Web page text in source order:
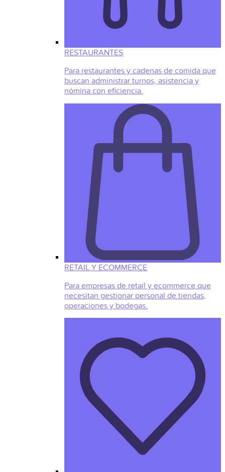
RESTAURANTES
Para restaurantes y cadenas de comida que
buscan administrar turnos, asistencia y
nómina con eficiencia.
RETAIL Y ECOMMERCE
Para empresas de retail y ecommerce que
necesitan gestionar personal de tiendas,
operaciones y bodegas.